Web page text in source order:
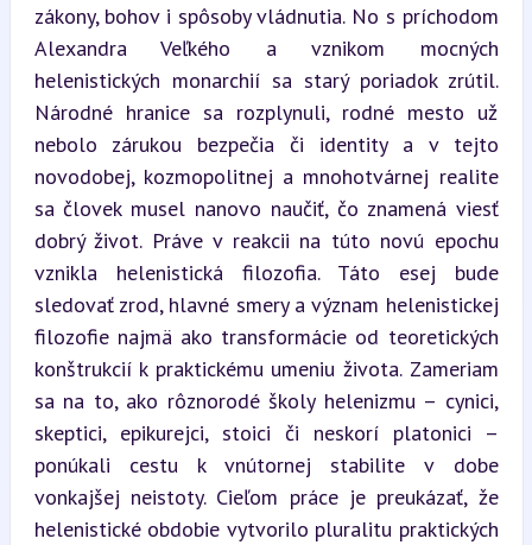
zákony, bohov i spôsoby vládnutia. No s príchodom
Alexandra Veľkého a vznikom mocných
helenistických monarchií sa starý poriadok zrútil.
Národné hranice sa rozplynuli, rodné mesto už
nebolo zárukou bezpečia či identity a v tejto
novodobej, kozmopolitnej a mnohotvárnej realite
sa človek musel nanovo naučiť, čo znamená viesť
dobrý život. Práve v reakcii na túto novú epochu
vznikla helenistická filozofia. Táto esej bude
sledovať zrod, hlavné smery a význam helenistickej
filozofie najmä ako transformácie od teoretických
konštrukcií k praktickému umeniu života. Zameriam
sa na to, ako rôznorodé školy helenizmu – cynici,
skeptici, epikurejci, stoici či neskorí platonici –
ponúkali cestu k vnútornej stabilite v dobe
vonkajšej neistoty. Cieľom práce je preukázať, že
helenistické obdobie vytvorilo pluralitu praktických